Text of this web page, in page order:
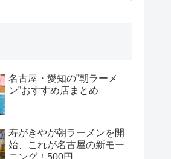
名古屋・愛知の”朝ラーメ
ン”おすすめ店まとめ
寿がきやが朝ラーメンを開
始、これが名古屋の新モー
ニング！500円